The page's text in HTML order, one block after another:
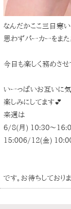
なんだかここ三日寒
思わずパーカーをまた
今日も楽しく務めさ
いーっぱいお互いに
楽しみにしてます💕
来週は
6/8(月) 10:30〜
15:006/12(金)
です。お待ちしておりま